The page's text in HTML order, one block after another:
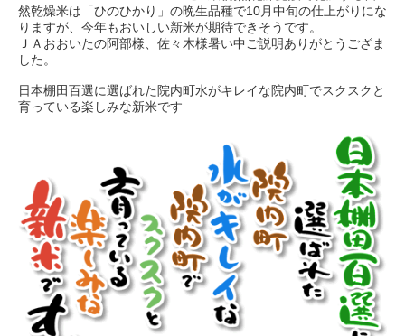
然乾燥米は「ひのひかり」の晩生品種で10月中旬の仕上がりにな
りますが、今年もおいしい新米が期待できそうです。
ＪＡおおいたの阿部様、佐々木様暑い中ご説明ありがとうござま
した。
日本棚田百選に選ばれた院内町水がキレイな院内町でスクスクと
育っている楽しみな新米です